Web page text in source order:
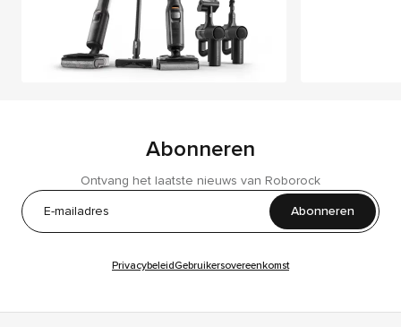
Abonneren
Ontvang het laatste nieuws van Roborock
Abonneren
PrivacybeleidGebruikersovereenkomst